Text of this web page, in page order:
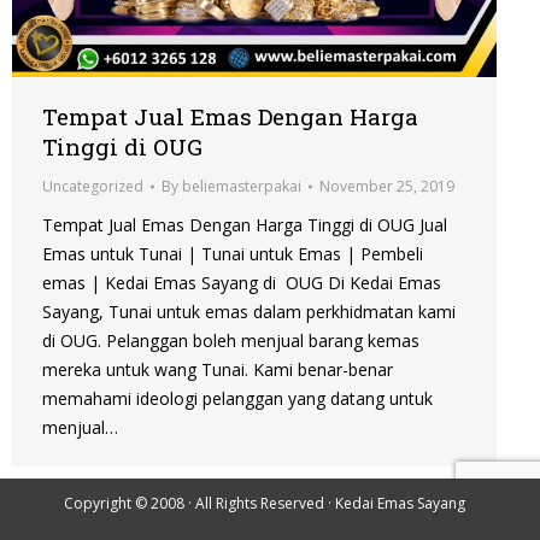
Tempat Jual Emas Dengan Harga
Tinggi di OUG
Uncategorized By beliemasterpakai November 25, 2019
Tempat Jual Emas Dengan Harga Tinggi di OUG Jual
Emas untuk Tunai | Tunai untuk Emas | Pembeli
emas | Kedai Emas Sayang di OUG Di Kedai Emas
Sayang, Tunai untuk emas dalam perkhidmatan kami
di OUG. Pelanggan boleh menjual barang kemas
mereka untuk wang Tunai. Kami benar-benar
memahami ideologi pelanggan yang datang untuk
menjual…
Copyright © 2008 · All Rights Reserved · Kedai Emas Sayang